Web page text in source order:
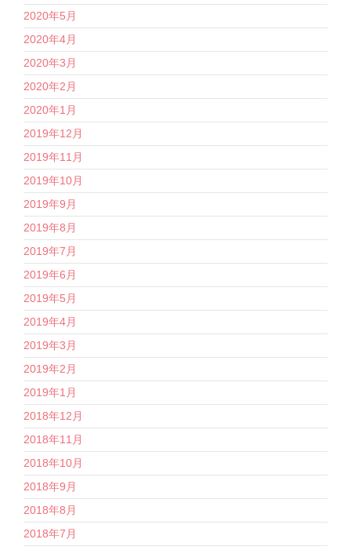
2020年5月
2020年4月
2020年3月
2020年2月
2020年1月
2019年12月
2019年11月
2019年10月
2019年9月
2019年8月
2019年7月
2019年6月
2019年5月
2019年4月
2019年3月
2019年2月
2019年1月
2018年12月
2018年11月
2018年10月
2018年9月
2018年8月
2018年7月